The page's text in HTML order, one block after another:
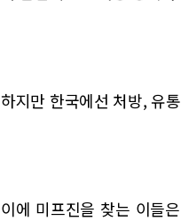
하지만 한국에선 처방, 유
이에 미프진을 찾는 이들